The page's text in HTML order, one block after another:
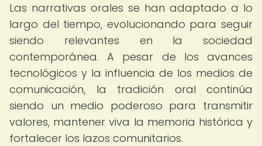
Las narrativas orales se han adaptado a lo
largo del tiempo, evolucionando para seguir
siendo relevantes en la sociedad
contemporánea. A pesar de los avances
tecnológicos y la influencia de los medios de
comunicación, la tradición oral continúa
siendo un medio poderoso para transmitir
valores, mantener viva la memoria histórica y
fortalecer los lazos comunitarios.